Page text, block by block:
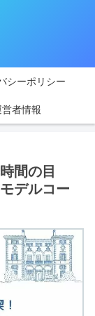
シーポリシー
営者情報
間の目
デルコー